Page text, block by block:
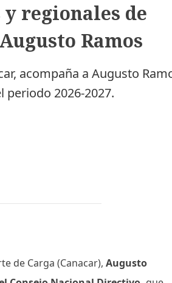
regionales de
Ramos
acompaña a Augusto
periodo 2026-2027.
de Carga (Canacar),Augusto